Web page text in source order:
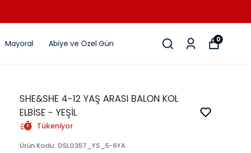
Mayoral Abiye ve Özel Gün 0
SHE&SHE 4-12 YAŞ ARASI BALON KOL
ELBİSE - YEŞİL
Tükeniyor
Ürün Kodu: DSL0357_YS_5-6YA